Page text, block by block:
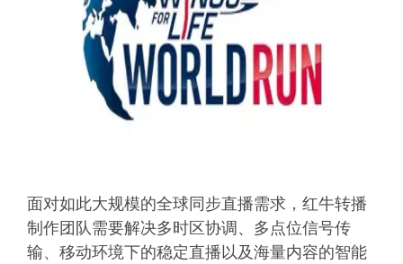
面对如此大规模的全球同步直播需求，红牛转播
制作团队需要解决多时区协调、多点位信号传
输、移动环境下的稳定直播以及海量内容的智能